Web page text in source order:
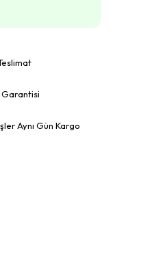
Garantisi
Aynı Gün Kargo